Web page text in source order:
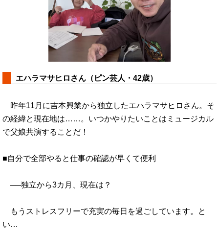
エハラマサヒロさん（ピン芸人・42歳）
昨年11月に吉本興業から独立したエハラマサヒロさん。そ
の経緯と現在地は……。いつかやりたいことはミュージカル
で父娘共演することだ！
■自分で全部やると仕事の確認が早くて便利
──独立から3カ月、現在は？
もうストレスフリーで充実の毎日を過ごしています。と
い…